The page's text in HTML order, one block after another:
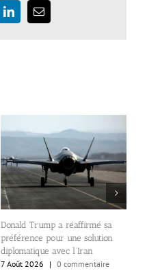
LinkedInEmail
Donald Trump a réaffirmé sa
préférence pour une solution
diplomatique avec l’Iran
7 Août 2026
| 0 commentaire